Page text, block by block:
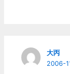
大丙
2006-